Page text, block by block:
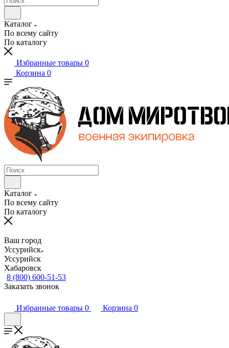
Каталог
По всему сайту
По каталогу
Избранные товары 0
Корзина 0
Каталог
По всему сайту
По каталогу
Ваш город
Уссурийск
Уссурийск
Хабаровск
8 (800) 600-51-53
Заказать звонок
Избранные товары 0 Корзина 0